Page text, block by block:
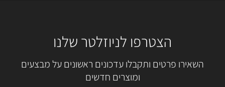
הצטרפו לניוזלטר שלנו
השאירו פרטים ותקבלו עדכונים ראשונים על מבצעים
ומוצרים חדשים